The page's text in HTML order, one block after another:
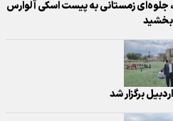
جلوه‌ای زمستانی به پیست اسکی آلوارس
بخشید
برگزار شد